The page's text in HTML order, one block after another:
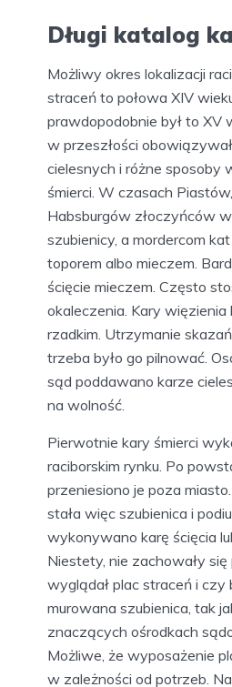
tam szczątki osób ściętych
Pochowanie ich na
możliwe po uznaniu za
chrześcijańskiego
pochodzą chyba z okresu,
jeszcze nie funkcjonował,
w. Być może w mieście
egzekucje honorowe. Jeżeli
skazaniec pochodzący ze
obywatel miasta mógł być
pochowany na cmentarzu.
pochówkiem nikt się nie
grzebani na skraju placu
tam murowana szubienica,
Długi katalog kar
Możliwy okres lokalizacji
straceń to połowa XIV
prawdopodobnie był to XV
w przeszłości obowiązywał
cielesnych i różne sposoby
śmierci. W czasach
Habsburgów złoczyńców
szubienicy, a mordercom kat
toporem albo mieczem.
ścięcie mieczem. Często
okaleczenia. Kary więzienia